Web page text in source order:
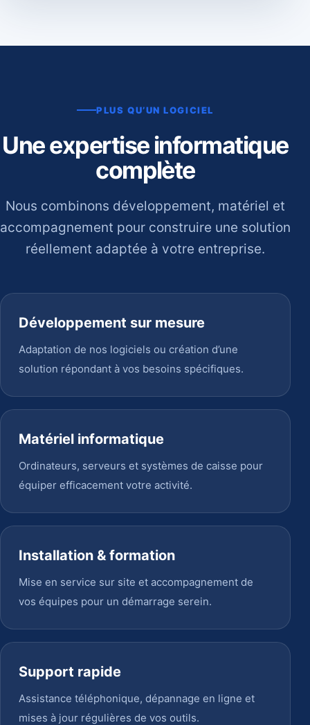
PLUS QU’UN LOGICIEL
Une expertise informatique
complète
Nous combinons développement, matériel et
accompagnement pour construire une solution
réellement adaptée à votre entreprise.
Développement sur mesure
Adaptation de nos logiciels ou création d’une
solution répondant à vos besoins spécifiques.
Matériel informatique
Ordinateurs, serveurs et systèmes de caisse pour
équiper efficacement votre activité.
Installation & formation
Mise en service sur site et accompagnement de
vos équipes pour un démarrage serein.
Support rapide
Assistance téléphonique, dépannage en ligne et
mises à jour régulières de vos outils.